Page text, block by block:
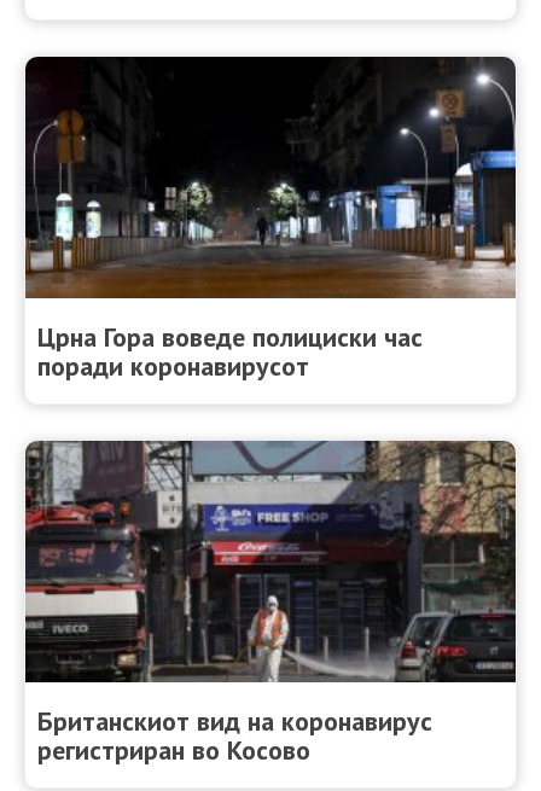
Црна Гора воведe полициски час
поради коронавирусот
Британскиoт вид на коронавирус
регистриран во Косово